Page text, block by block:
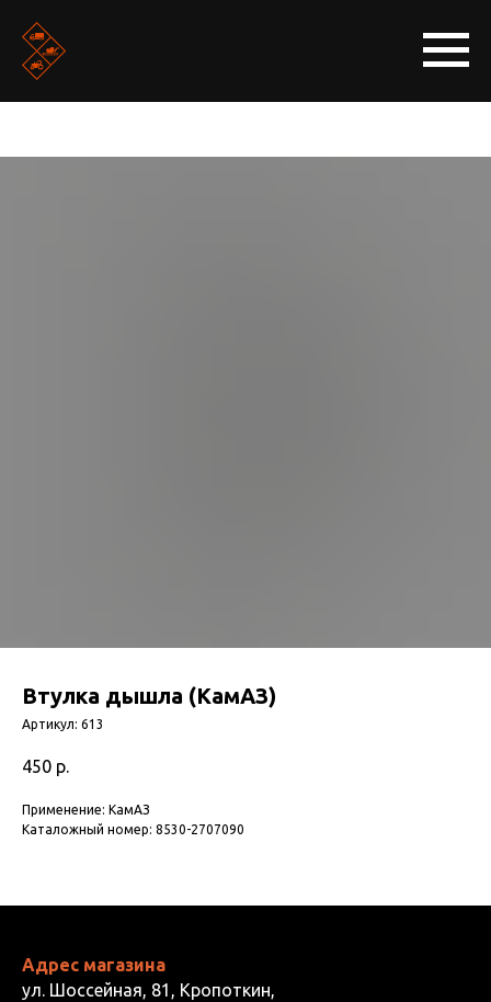
Втулка дышла (КамАЗ)
Артикул: 613
450 р.
Применение: КамАЗ
Каталожный номер: 8530-2707090
Адрес магазина
ул. Шоссейная, 81, Кропоткин,